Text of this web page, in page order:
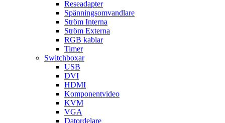
Reseadapter
Spänningsomvandlare
Ström Interna
Ström Externa
RGB kablar
Timer
Switchboxar
USB
DVI
HDMI
Komponentvideo
KVM
VGA
Datordelare